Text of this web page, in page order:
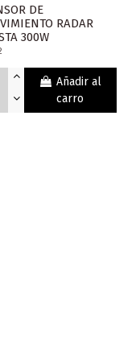
DE
RADAR
300W
Añadir al
carro